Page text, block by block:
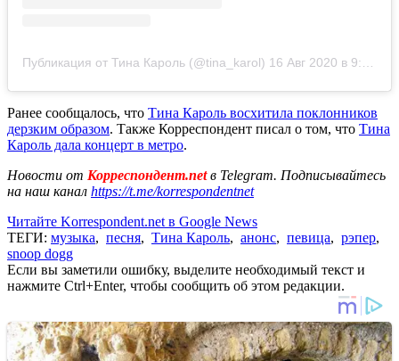
Публикация от Тина Кароль (@tina_karol) 16 Авг 2020 в 9:37 PDT
Ранее сообщалось, что Тина Кароль восхитила поклонников
дерзким образом. Также Корреспондент писал о том, что Тина
Кароль дала концерт в метро.
Новости от Корреспондент.netв Telegram. Подписывайтесь
на наш канал https://t.me/korrespondentnet
Читайте Korrespondent.net в Google News
ТЕГИ: музыка, песня, Тина Кароль, анонс, певица, рэпер,
snoop dogg
Если вы заметили ошибку, выделите необходимый текст и
нажмите Ctrl+Enter, чтобы сообщить об этом редакции.